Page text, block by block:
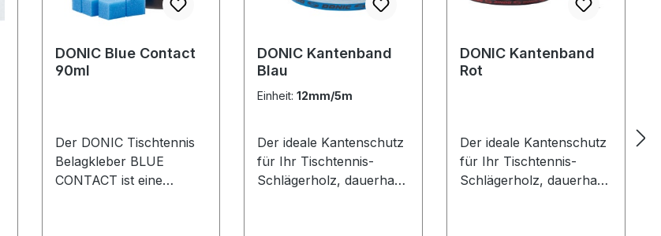
DONIC Blue Contact
90ml
Der DONIC Tischtennis
Belagkleber BLUE
CONTACT ist eine
DONIC Kantenband
Blau
Einheit:12mm/5m
Der ideale Kantenschutz
für Ihr Tischtennis-
Schlägerholz, dauerhaft
DONIC Kantenband
Rot
Der ideale Kantenschutz
für Ihr Tischtennis-
Schlägerholz, dauerhaft